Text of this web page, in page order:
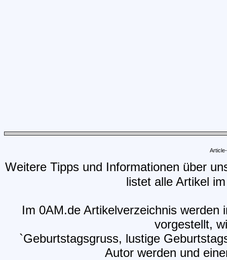
Weitere Tipps und Informationen über
listet alle Artikel
Im 0AM.de Artikelverzeichnis
vorgestellt,
`Geburtstagsgruss, lustige
Autor werden und